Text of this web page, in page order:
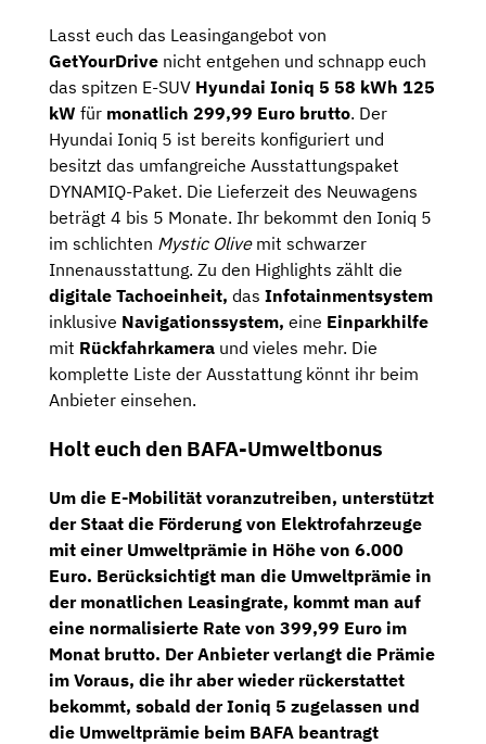
Lasst euch das Leasingangebot von
GetYourDrive nicht entgehen und schnapp euch
das spitzen E-SUV Hyundai Ioniq 5 58 kWh 125
kW für monatlich 299,99 Euro brutto. Der
Hyundai Ioniq 5 ist bereits konfiguriert und
besitzt das umfangreiche Ausstattungspaket
DYNAMIQ-Paket. Die Lieferzeit des Neuwagens
beträgt 4 bis 5 Monate. Ihr bekommt den Ioniq 5
im schlichten Mystic Olive mit schwarzer
Innenausstattung. Zu den Highlights zählt die
digitale Tachoeinheit, das Infotainmentsystem
inklusive Navigationssystem, eine Einparkhilfe
mit Rückfahrkamera und vieles mehr. Die
komplette Liste der Ausstattung könnt ihr beim
Anbieter einsehen.
Holt euch den BAFA-Umweltbonus
Um die E-Mobilität voranzutreiben, unterstützt
der Staat die Förderung von Elektrofahrzeuge
mit einer Umweltprämie in Höhe von 6.000
Euro. Berücksichtigt man die Umweltprämie in
der monatlichen Leasingrate, kommt man auf
eine normalisierte Rate von 399,99 Euro im
Monat brutto. Der Anbieter verlangt die Prämie
im Voraus, die ihr aber wieder rückerstattet
bekommt, sobald der Ioniq 5 zugelassen und
die Umweltprämie beim BAFA beantragt